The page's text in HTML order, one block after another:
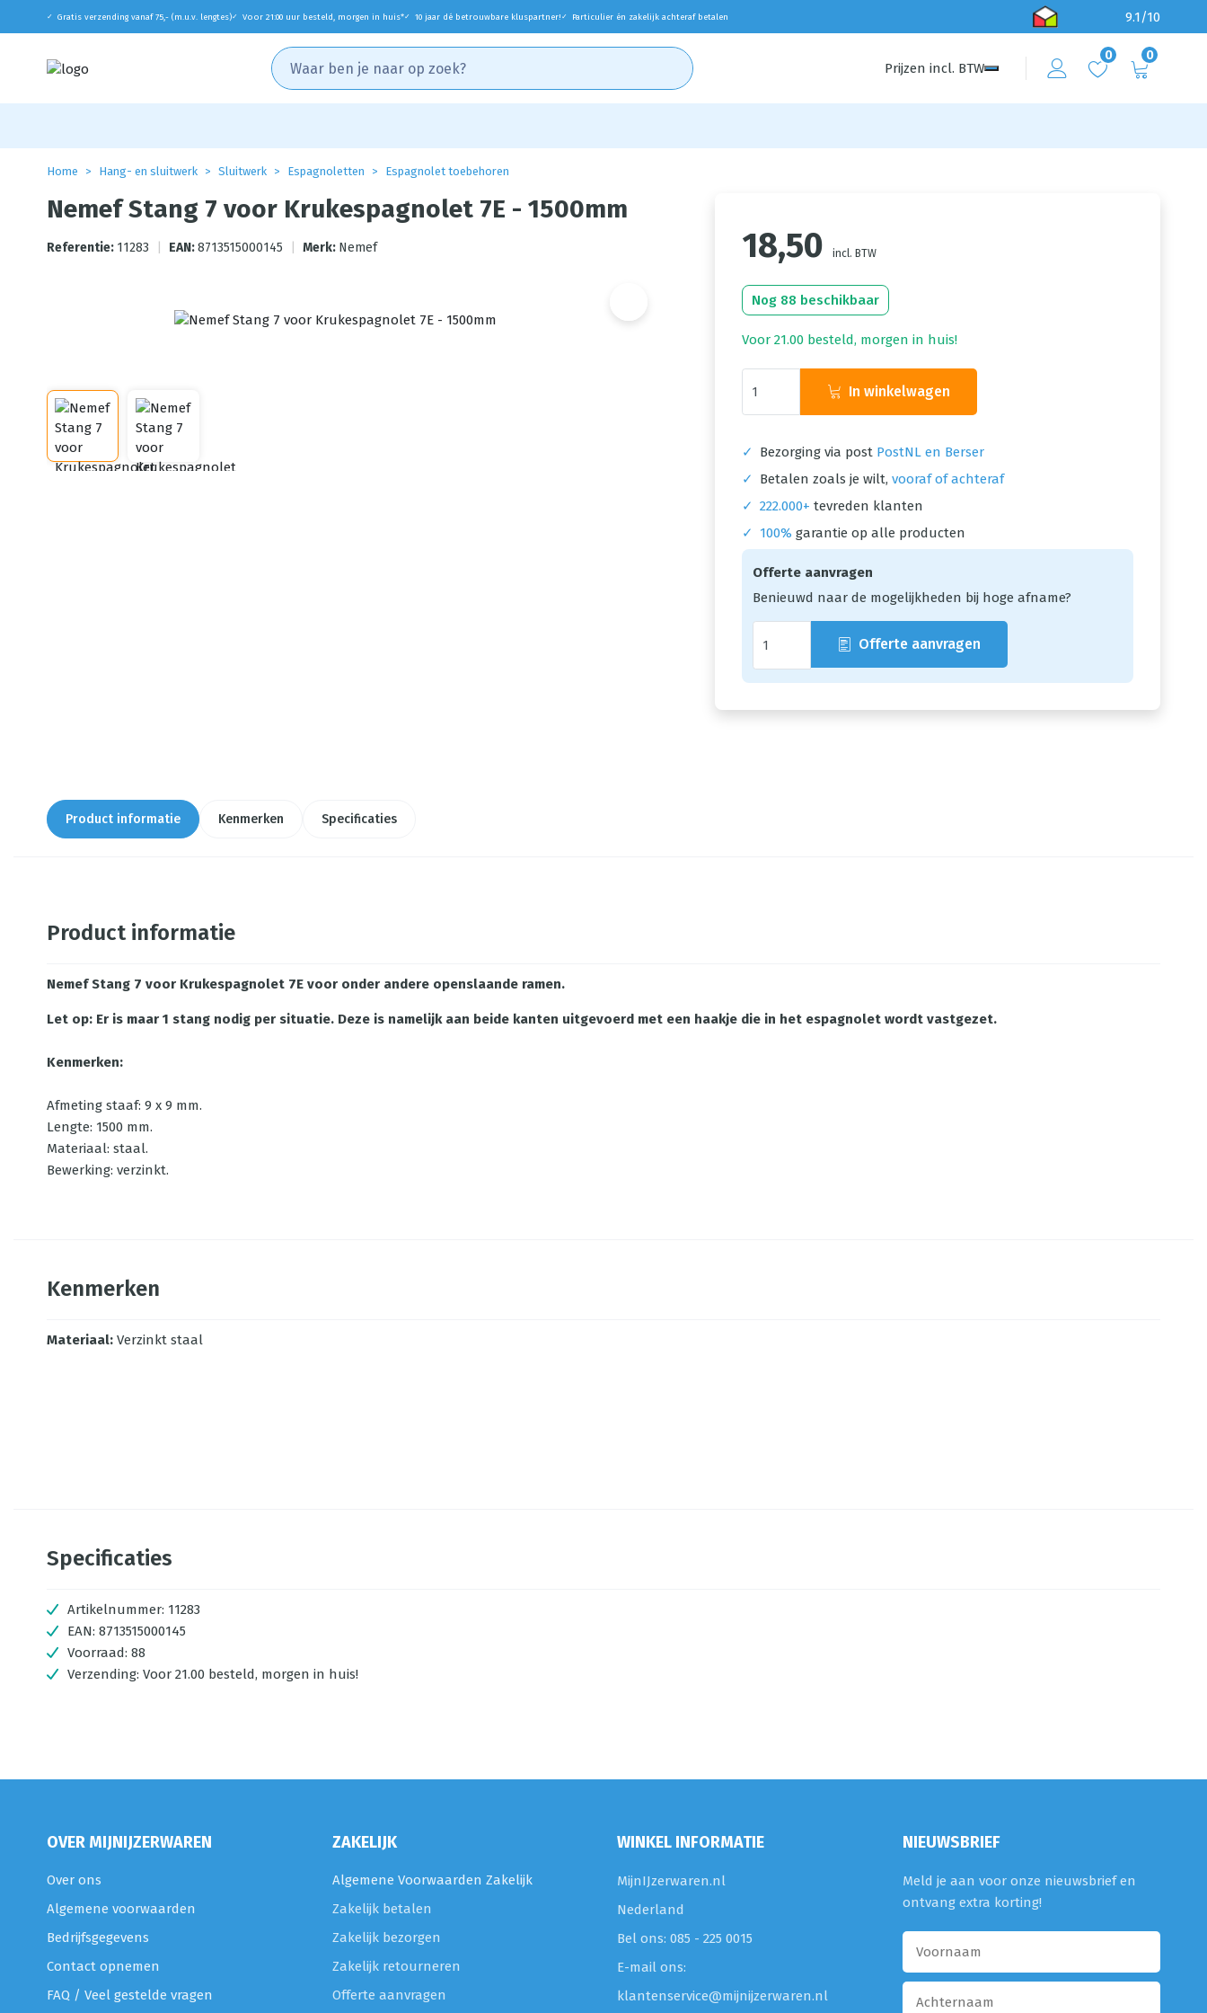
✓ Gratis verzending vanaf 75,- (m.u.v. lengtes)✓ Voor 21:00 uur besteld, morgen in huis*✓ 10 jaar dé betrouwbare kluspartner! ✓ Particulier én zakelijk achteraf betalen 9.1/10
Prijzen incl. BTW
0 0
Home Hang- en sluitwerk Sluitwerk Espagnoletten Espagnolet toebehoren
Nemef Stang 7 voor Krukespagnolet 7E - 1500mm
Referentie: 11283 EAN:8713515000145 Merk: Nemef 18,50 incl. BTW
Nog 88 beschikbaar
Voor 21.00 besteld, morgen in huis!
In winkelwagen
✓ Bezorging via post PostNL en Berser
✓
Betalen zoals je wilt, vooraf of achteraf
✓ 222.000+ tevreden klanten
✓
100% garantie op alle producten
Offerte aanvragen
Benieuwd naar de mogelijkheden bij hoge afname?
Offerte aanvragen
Product informatie Kenmerken Specificaties
Product informatie
Nemef Stang 7 voor Krukespagnolet 7E voor onder andere openslaande ramen.
Let op: Er is maar 1 stang nodig per situatie. Deze is namelijk aan beide kanten uitgevoerd met een haakje die in het espagnolet wordt vastgezet.
Kenmerken:
Afmeting staaf: 9 x 9 mm.
Lengte: 1500 mm.
Materiaal: staal.
Bewerking: verzinkt.
Kenmerken
Materiaal: Verzinkt staal
Specificaties
Artikelnummer: 11283
EAN: 8713515000145
Voorraad: 88
Verzending: Voor 21.00 besteld, morgen in huis!
OVER MIJNIJZERWAREN
Over ons
Algemene voorwaarden
Bedrijfsgegevens
Contact opnemen
FAQ / Veel gestelde vragen
ZAKELIJK
Algemene Voorwaarden Zakelijk
Zakelijk betalen
Zakelijk bezorgen
Zakelijk retourneren
Offerte aanvragen
WINKEL INFORMATIE
MijnIJzerwaren.nl
Nederland
Bel ons: 085 - 225 0015
E-mail ons:
klantenservice@mijnijzerwaren.nl
NIEUWSBRIEF
Meld je aan voor onze nieuwsbrief en
ontvang extra korting!